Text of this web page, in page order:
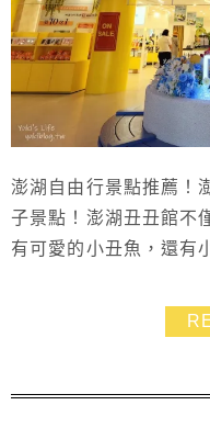
澎湖自由行景點推薦！
子景點！澎湖丑丑館不
有可愛的小丑魚，還有
不會強迫推銷~來免費